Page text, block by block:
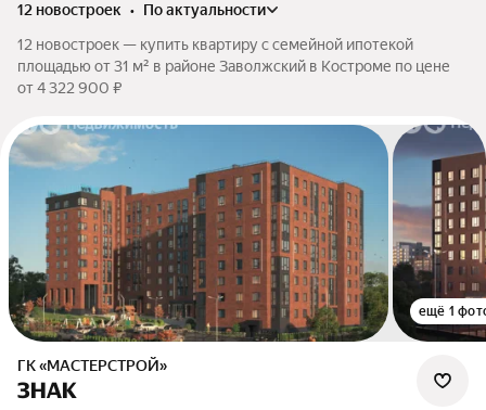
12 новостроек •
по актуальности
12 новостроек — купить квартиру с семейной ипотекой
площадью от 31 м² в районе Заволжский в Костроме по цене
от 4 322 900 ₽
ещё 1
ГК «МАСТЕРСТРОЙ»
ЗНАК